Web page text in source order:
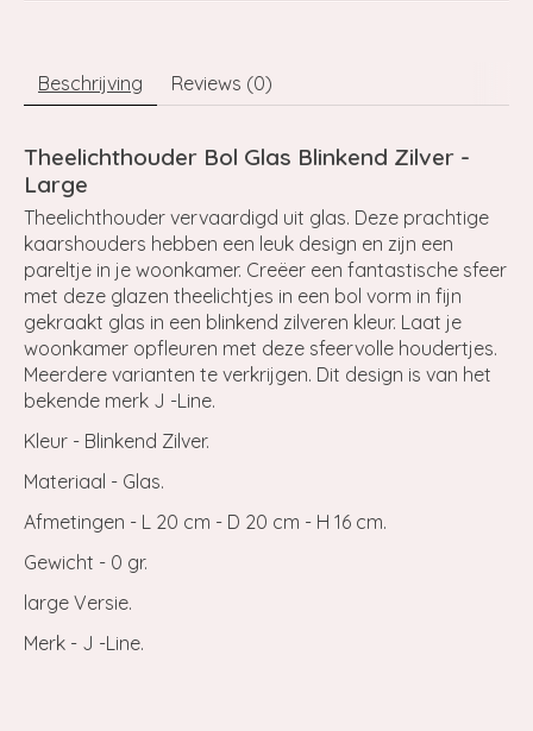
Beschrijving Reviews (0)
Theelichthouder Bol Glas Blinkend Zilver -
Large
Theelichthouder vervaardigd uit glas. Deze prachtige
kaarshouders hebben een leuk design en zijn een
pareltje in je woonkamer. Creëer een fantastische sfeer
met deze glazen theelichtjes in een bol vorm in fijn
gekraakt glas in een blinkend zilveren kleur. Laat je
woonkamer opfleuren met deze sfeervolle houdertjes.
Meerdere varianten te verkrijgen. Dit design is van het
bekende merk J -Line.
Kleur - Blinkend Zilver.
Materiaal - Glas.
Afmetingen - L 20 cm - D 20 cm - H 16 cm.
Gewicht - 0 gr.
large Versie.
Merk - J -Line.